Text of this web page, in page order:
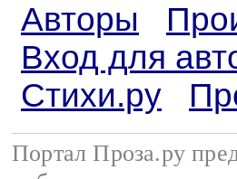
Авторы
Вход для
Стихи.ру
Портал Проза.ру